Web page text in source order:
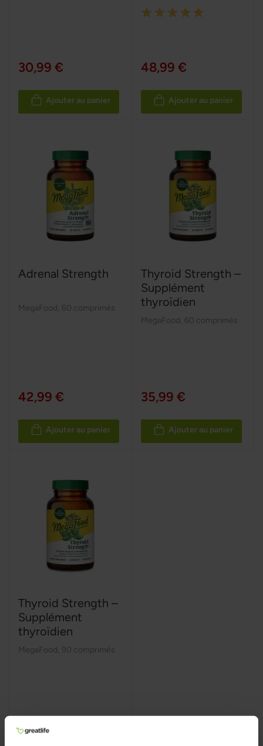
30,99 €
Ajouter au panier
Rating:
48,99 €
Ajouter au panier
Adrenal Strength
MegaFood 60 comprimés
42,99 €
Ajouter au panier
Thyroid Strength –
Supplément
thyroïdien
MegaFood 60 comprimés
35,99 €
Ajouter au panier
Thyroid Strength –
Supplément
thyroïdien
MegaFood 90 comprimés
39,99 €